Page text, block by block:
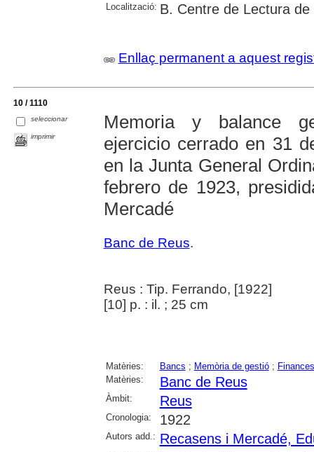
Localització: B. Centre de Lectura de
Enllaç permanent a aquest
10 / 1110
seleccionar
imprimir
Memoria y balance
ejercicio cerrado en 31
en la Junta General
febrero de 1923,
Mercadé
Banc de Reus.
Reus : Tip. Ferrando, [1922]
[10] p. : il. ; 25 cm
Matèries: Bancs ; Memòria de gestió; Finances
Matèries:
Banc de Reus
Àmbit: Reus
Cronologia: 1922
Autors add.: Recasens i Mercadé,